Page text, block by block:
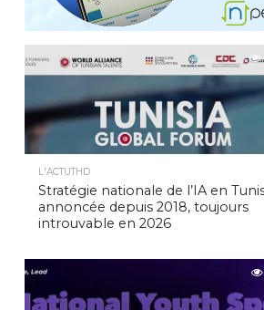
L'ACTUTHD
Stratégie nationale de l’IA en
annoncée depuis 2018, toujours
introuvable en 2026